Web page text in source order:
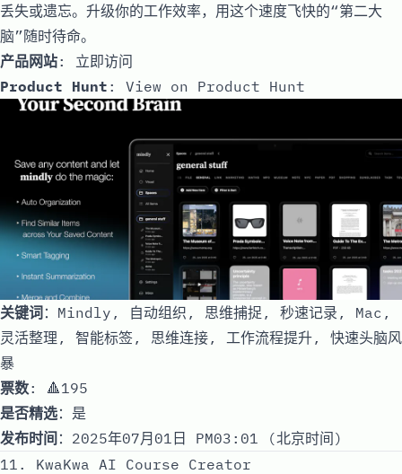
丢失或遗忘。升级你的工作效率，用这个速度飞快的“第二大
脑”随时待命。
产品网站: 立即访问
Product Hunt : View on Product Hunt
关键词：Mindly, 自动组织, 思维捕捉, 秒速记录, Mac,
灵活整理, 智能标签, 思维连接, 工作流程提升, 快速头脑风
暴
票数: 🔺195
是否精选：是
发布时间 ：2025年07月01日 PM03:01 (北京时间)
11. KwaKwa AI Course Creator